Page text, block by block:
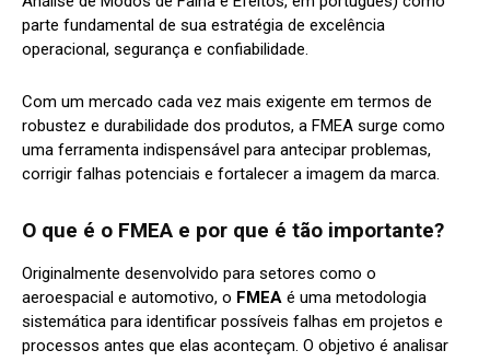
parte fundamental de sua estratégia de excelência
operacional, segurança e confiabilidade.
Com um mercado cada vez mais exigente em termos de
robustez e durabilidade dos produtos, a FMEA surge como
uma ferramenta indispensável para antecipar problemas,
corrigir falhas potenciais e fortalecer a imagem da marca.
O que é o FMEA e por que é tão importante?
Originalmente desenvolvido para setores como o
aeroespacial e automotivo, o FMEA é uma metodologia
sistemática para identificar possíveis falhas em projetos e
processos antes que elas aconteçam. O objetivo é analisar